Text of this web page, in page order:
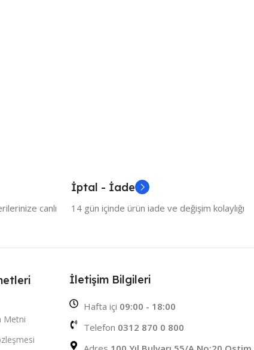
canlı
İptal - İade
14 gün içinde ürün iade ve değişim kolaylığı
Metni
İletişim Bilgileri
Hafta içi 09:00 - 18:00
Telefon 0312 870 0 800